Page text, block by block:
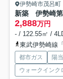
伊勢崎市茂呂町
2,888万円
- / 122.55㎡ /
東武伊勢崎線
都市ガス 陽
ウォークインク